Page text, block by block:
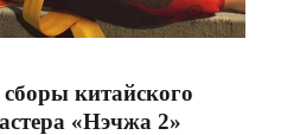
китайского
«Нэчжа 2»